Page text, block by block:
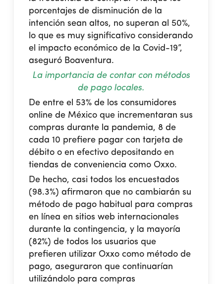
porcentajes de disminución de la
intención sean altos, no superan al 50%,
lo que es muy significativo considerando
el impacto económico de la Covid-19”,
aseguró Boaventura.
La importancia de contar con métodos
de pago locales.
De entre el 53% de los consumidores
online de México que incrementaran sus
compras durante la pandemia, 8 de
cada 10 prefiere pagar con tarjeta de
débito o en efectivo depositando en
tiendas de conveniencia como Oxxo.
De hecho, casi todos los encuestados
(98.3%) afirmaron que no cambiarán su
método de pago habitual para compras
en línea en sitios web internacionales
durante la contingencia, y la mayoría
(82%) de todos los usuarios que
prefieren utilizar Oxxo como método de
pago, aseguraron que continuarían
utilizándolo para compras